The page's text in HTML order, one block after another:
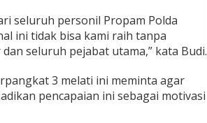
seluruh personil Propam Polda
ini tidak bisa kami raih tanpa
seluruh pejabat utama,” kata Budi.
3 melati ini meminta agar
pencapaian ini sebagai motivasi